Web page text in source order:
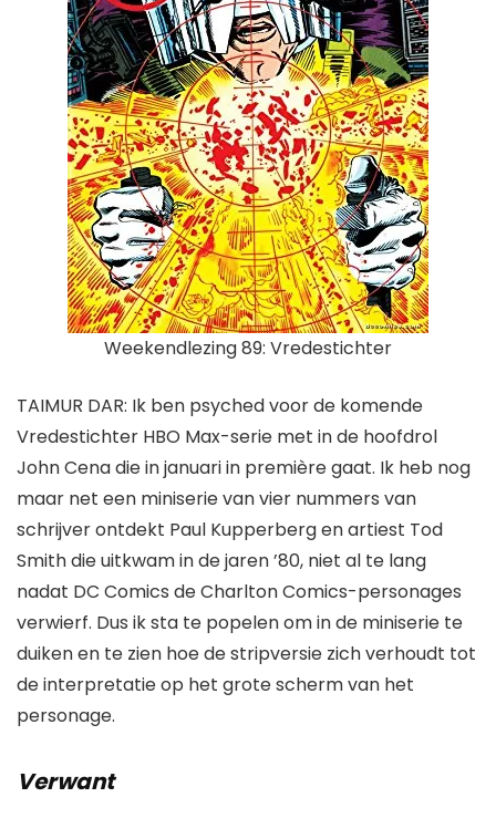
Weekendlezing 89: Vredestichter
TAIMUR DAR: Ik ben psyched voor de komende
Vredestichter HBO Max-serie met in de hoofdrol
John Cena die in januari in première gaat. Ik heb nog
maar net een miniserie van vier nummers van
schrijver ontdekt Paul Kupperbergen artiest Tod
Smithdie uitkwam in de jaren ’80, niet al te lang
nadat DC Comics de Charlton Comics-personages
verwierf. Dus ik sta te popelen om in de miniserie te
duiken en te zien hoe de stripversie zich verhoudt tot
de interpretatie op het grote scherm van het
personage.
Verwant